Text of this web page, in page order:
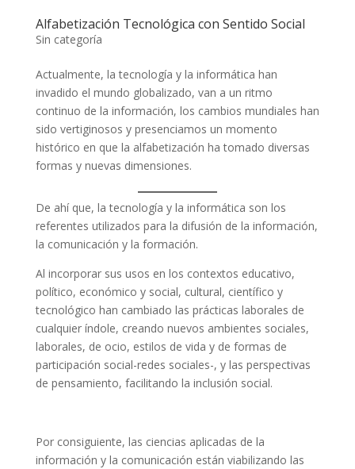
Alfabetización Tecnológica con Sentido Social
Sin categoría
Actualmente, la tecnología y la informática han
invadido el mundo globalizado, van a un ritmo
continuo de la información, los cambios mundiales han
sido vertiginosos y presenciamos un momento
histórico en que la alfabetización ha tomado diversas
formas y nuevas dimensiones.
De ahí que, la tecnología y la informática son los
referentes utilizados para la difusión de la información,
la comunicación y la formación.
Al incorporar sus usos en los contextos educativo,
político, económico y social, cultural, científico y
tecnológico han cambiado las prácticas laborales de
cualquier índole, creando nuevos ambientes sociales,
laborales, de ocio, estilos de vida y de formas de
participación social-redes sociales-, y las perspectivas
de pensamiento, facilitando la inclusión social.
Por consiguiente, las ciencias aplicadas de la
información y la comunicación están viabilizando las